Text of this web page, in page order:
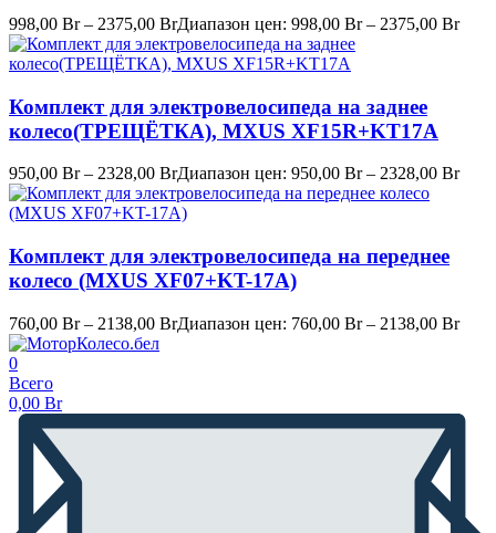
998,00 Br – 2375,00 BrДиапазон цен: 998,00 Br – 2375,00 Br
Комплект для электровелосипеда на заднее
колесо(ТРЕЩЁТКА), MXUS XF15R+KT17A
950,00 Br – 2328,00 BrДиапазон цен: 950,00 Br – 2328,00 Br
Комплект для электровелосипеда на переднее
колесо (MXUS XF07+KT-17A)
760,00 Br – 2138,00 BrДиапазон цен: 760,00 Br – 2138,00 Br
0
Всего
0,00 Br